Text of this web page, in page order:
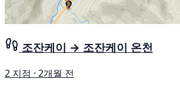
조잔케이 → 조잔케이 온천
2 지점 · 2개월 전